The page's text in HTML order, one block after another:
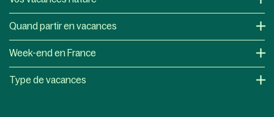
Quand partir en vacances
Week-end en France
Type de vacances